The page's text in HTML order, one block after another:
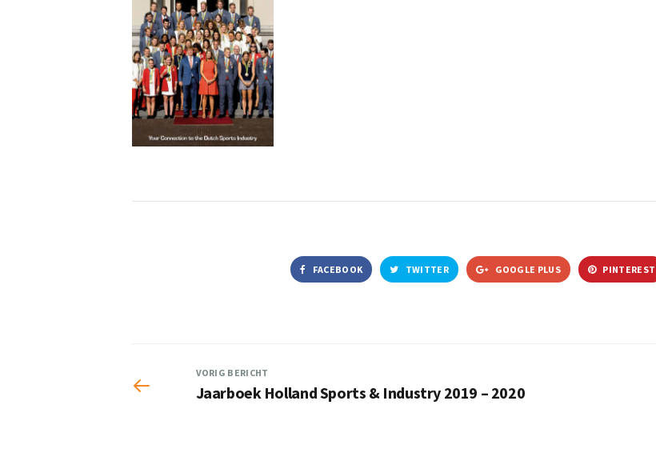
FACEBOOK TWITTER GOOGLE PLUS PINTEREST
VORIG BERICHT
Jaarboek Holland Sports & Industry 2019 – 2020